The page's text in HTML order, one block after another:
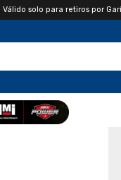
Válido solo para retiros por